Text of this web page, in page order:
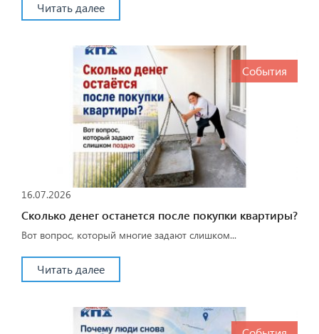
Читать далее
События
16.07.2026
Сколько денег останется после покупки квартиры?
Вот вопрос, который многие задают слишком...
Читать далее